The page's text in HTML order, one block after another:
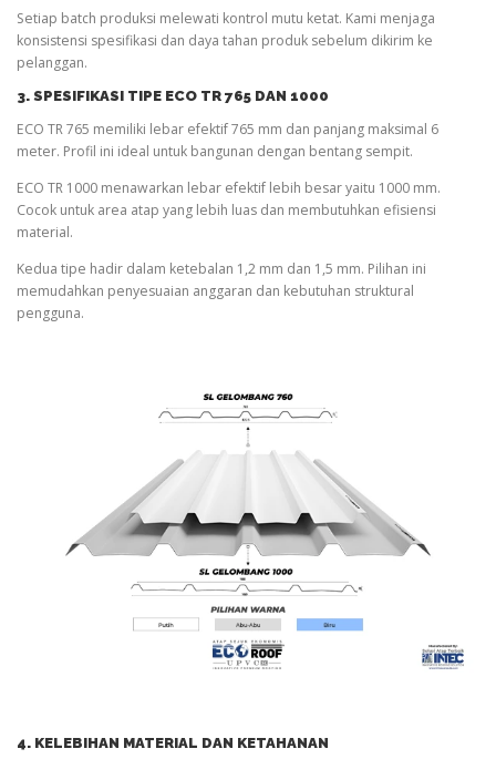
Setiap batch produksi melewati kontrol mutu ketat. Kami menjaga
konsistensi spesifikasi dan daya tahan produk sebelum dikirim ke
pelanggan.
3. SPESIFIKASI TIPE ECO TR 765 DAN 1000
ECO TR 765 memiliki lebar efektif 765 mm dan panjang maksimal 6
meter. Profil ini ideal untuk bangunan dengan bentang sempit.
ECO TR 1000 menawarkan lebar efektif lebih besar yaitu 1000 mm.
Cocok untuk area atap yang lebih luas dan membutuhkan efisiensi
material.
Kedua tipe hadir dalam ketebalan 1,2 mm dan 1,5 mm. Pilihan ini
memudahkan penyesuaian anggaran dan kebutuhan struktural
pengguna.
4. KELEBIHAN MATERIAL DAN KETAHANAN